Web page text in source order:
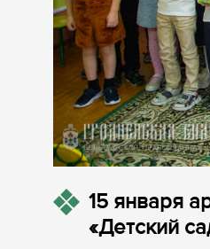
15 января
«Детский